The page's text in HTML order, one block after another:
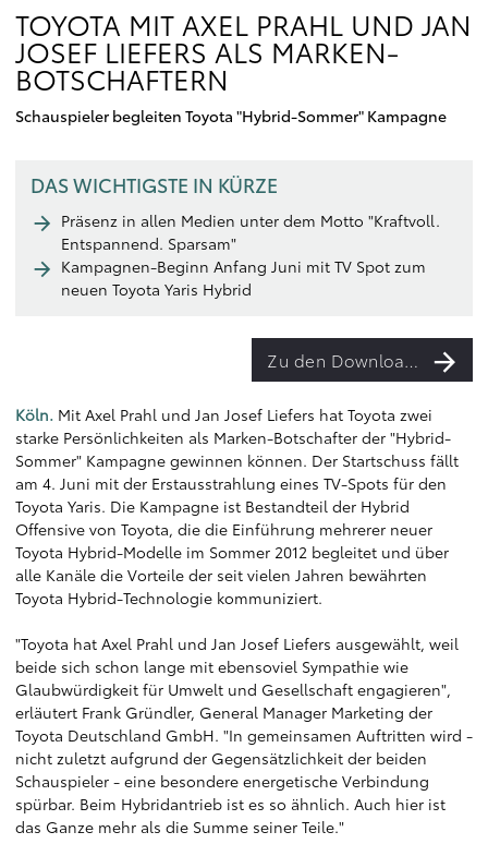
TOYOTA MIT AXEL PRAHL UND JAN
JOSEF LIEFERS ALS MARKEN-
BOTSCHAFTERN
Schauspieler begleiten Toyota "Hybrid-Sommer" Kampagne
DAS WICHTIGSTE IN KÜRZE
Präsenz in allen Medien unter dem Motto "Kraftvoll.
Entspannend. Sparsam"
Kampagnen-Beginn Anfang Juni mit TV Spot zum
neuen Toyota Yaris Hybrid
Zu den Downloads
Köln. Mit Axel Prahl und Jan Josef Liefers hat Toyota zwei
starke Persönlichkeiten als Marken-Botschafter der "Hybrid-
Sommer" Kampagne gewinnen können. Der Startschuss fällt
am 4. Juni mit der Erstausstrahlung eines TV-Spots für den
Toyota Yaris. Die Kampagne ist Bestandteil der Hybrid
Offensive von Toyota, die die Einführung mehrerer neuer
Toyota Hybrid-Modelle im Sommer 2012 begleitet und über
alle Kanäle die Vorteile der seit vielen Jahren bewährten
Toyota Hybrid-Technologie kommuniziert.
"Toyota hat Axel Prahl und Jan Josef Liefers ausgewählt, weil
beide sich schon lange mit ebensoviel Sympathie wie
Glaubwürdigkeit für Umwelt und Gesellschaft engagieren",
erläutert Frank Gründler, General Manager Marketing der
Toyota Deutschland GmbH. "In gemeinsamen Auftritten wird -
nicht zuletzt aufgrund der Gegensätzlichkeit der beiden
Schauspieler - eine besondere energetische Verbindung
spürbar. Beim Hybridantrieb ist es so ähnlich. Auch hier ist
das Ganze mehr als die Summe seiner Teile."